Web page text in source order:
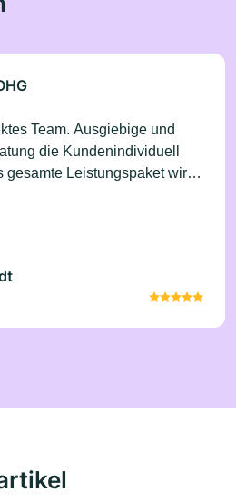
Team. Ausgiebige und
die Kundenindividuell
gesamte Leistungspaket wird
es nicht. Hier läuft wirklich